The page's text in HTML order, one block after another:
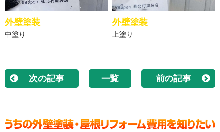
外壁塗装
中塗り
外壁塗装
上塗り
次の記事 一覧 前の記事